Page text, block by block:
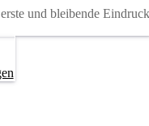
und bleibende Eindruck